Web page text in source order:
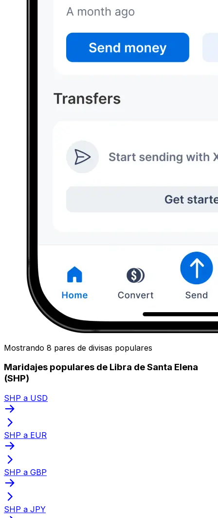
Mostrando 8 pares de divisas populares
Maridajes populares de Libra de Santa Elena
(SHP)
SHP a USD
SHP a EUR
SHP a GBP
SHP a JPY